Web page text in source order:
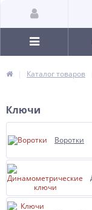
Каталог товаров
Ключи
Воротки